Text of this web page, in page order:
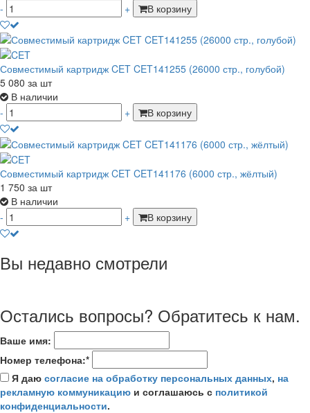
-
+ В корзину
Совместимый картридж CET CET141255 (26000 стр., голубой)
5 080 за шт
В наличии
-
+ В корзину
Совместимый картридж CET CET141176 (6000 стр., жёлтый)
1 750 за шт
В наличии
-
+ В корзину
Вы недавно смотрели
Остались вопросы? Обратитесь к нам.
Ваше имя:
Номер телефона:*
Я даю согласие на обработку персональных данных, на
рекламную коммуникацию и соглашаюсь с политикой
конфиденциальности.